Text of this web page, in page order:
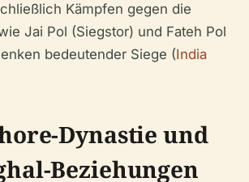
Kämpfen gegen die
Jai Pol (Siegstor) und Fateh Pol
bedeutender Siege (India
Dynastie und
Beziehungen